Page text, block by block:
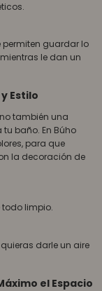
guardar lo
le dan un
Estilo
también una
baño. En Búho
para que
la decoración de
limpio.
darle un aire
el Espacio